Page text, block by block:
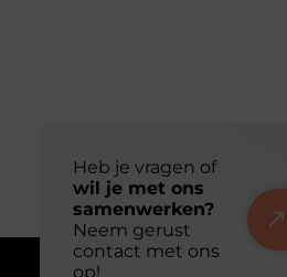
Heb je vragen of
wil je met ons
samenwerken?
Neem gerust
contact met ons
op!